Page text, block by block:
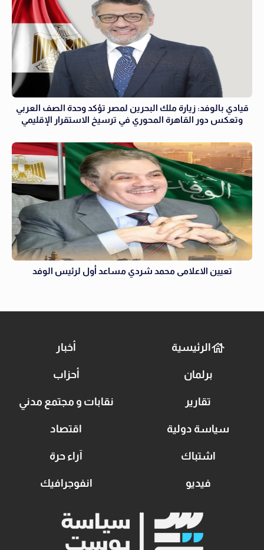
قيادي بالوفد: زيارة ملك البحرين لمصر تؤكد وحدة الصف العربي
وتعكس دور القاهرة المحوري في ترسيخ الاستقرار الإقليمي
تعيين الاعلامى محمد شردي مساعد أول لرئيس الوفد
الرئيسية أخبار
برلمان أحزاب
تقارير نقابات و مجتمع مدني
سياسة دولية اقتصاد
اشتباك آراء حرة
فيديو انفوجرافيك